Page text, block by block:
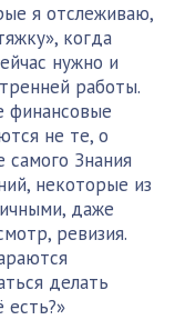
я отслеживаю,
когда
нужно и
работы.
финансовые
не те, о
Знания
некоторые из
даже
ревизия.
делать
есть?»